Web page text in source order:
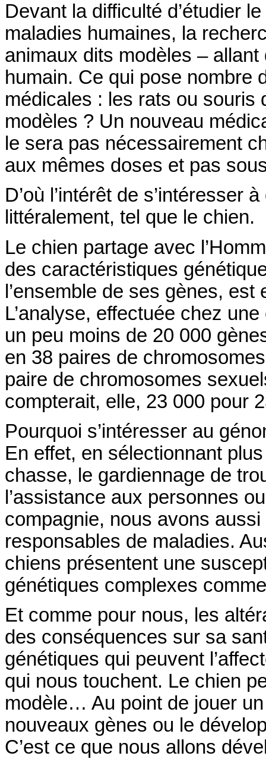
Devant la difficulté d’étudier
maladies humaines, la
animaux dits modèles –
humain. Ce qui pose nombre
médicales : les rats ou souris
modèles ? Un nouveau
le sera pas nécessairement
aux mêmes doses et pas
D’où l’intérêt de s’intéresser
littéralement, tel que le chien.
Le chien partage avec
des caractéristiques
l’ensemble de ses gènes,
L’analyse, effectuée chez
un peu moins de 20 000
en 38 paires de
paire de chromosomes
compterait, elle, 23 000 pour
Pourquoi s’intéresser au
En effet, en sélectionnant
chasse, le gardiennage de
l’assistance aux personnes
compagnie, nous avons
responsables de maladies.
chiens présentent une
génétiques complexes
Et comme pour nous, les
des conséquences sur sa
génétiques qui peuvent
qui nous touchent. Le chien
modèle… Au point de jouer
nouveaux gènes ou le
C’est ce que nous allons